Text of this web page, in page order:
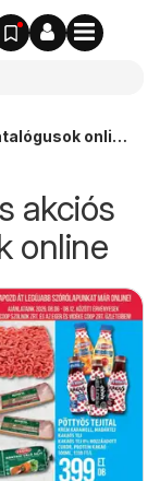
online
akciós
online